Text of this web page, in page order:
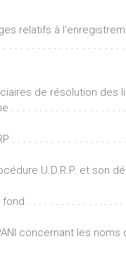
relatifs à
. . . . . . . . . . . . . . . . . . . .
de résolution des
. . . . . . . . . . . . . . . . . . . . .
. . . . . . . . . . . . . . . . . . . . .
U.D.R.P. et son
. . . . . . . . . . . . . .. . . . .
concernant les noms